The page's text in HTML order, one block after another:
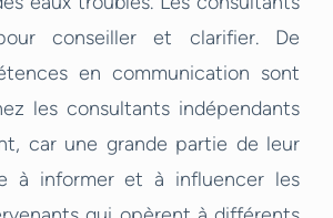
conseiller et clarifier. De
en communication sont
les consultants indépendants
car une grande partie de leur
à informer et à influencer les